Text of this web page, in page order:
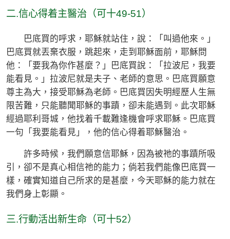
二.信心得着主醫治（可十49-51）
巴底買的呼求，耶穌就站住，說：「叫過他來。」
巴底買就丟棄衣服，跳起來，走到耶穌面前，耶穌問
他：「要我為你作甚麼？」巴底買說：「拉波尼，我要
能看見。」拉波尼就是夫子、老師的意思。巴底買願意
尊主為大，接受耶穌為老師。巴底買因失明經歷人生無
限苦難，只能聽聞耶穌的事蹟，卻未能遇到。此次耶穌
經過耶利哥城，他找着千載難逢機會呼求耶穌。巴底買
一句「我要能看見」，他的信心得着耶穌醫治。
許多時候，我們願意信耶穌，因為被祂的事蹟所吸
引，卻不是真心相信祂的能力；倘若我們能像巴底買一
樣，確實知道自己所求的是甚麼，今天耶穌的能力就在
我們身上彰顯。
三.行動活出新生命（可十52）